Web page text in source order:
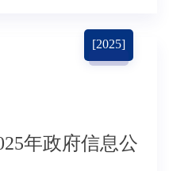
[2025]
年政府信息公